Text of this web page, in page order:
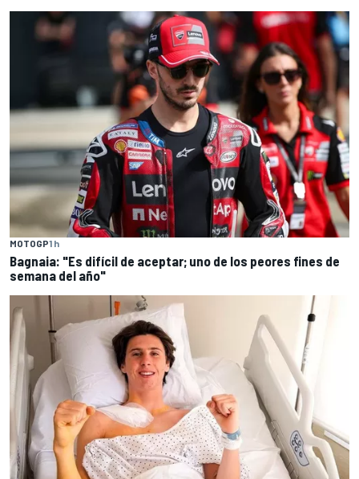
MOTOGP1 h
Bagnaia: "Es difícil de aceptar; uno de los peores fines de
semana del año"